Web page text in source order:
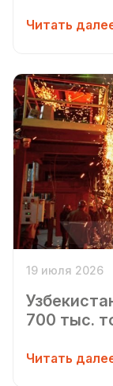
Читать
19 июля 2026
700 тыс.
Читать